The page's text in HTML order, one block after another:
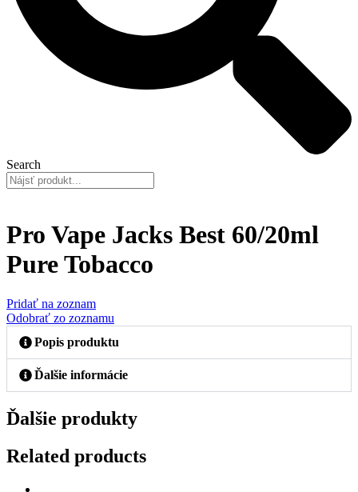
Search
Pro Vape Jacks Best 60/20ml
Pure Tobacco
Pridať na zoznam
Odobrať zo zoznamu
Popis produktu
Ďalšie informácie
Ďalšie produkty
Related products